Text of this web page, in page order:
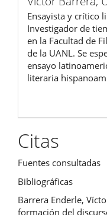
Ensayista y crítico
Investigador de
en la Facultad de
de la UANL. Se
ensayo
literaria
Citas
Fuentes consultadas
Bibliográficas
Barrera Enderle,
formación del